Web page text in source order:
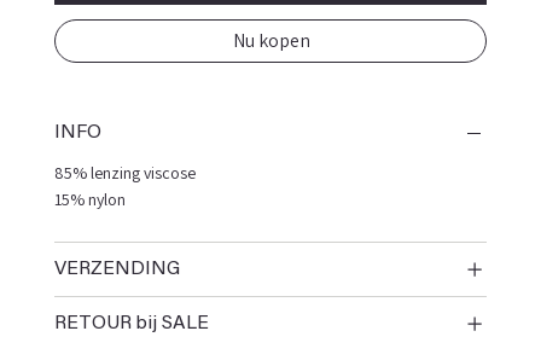
Nu kopen
INFO
85% lenzing viscose
15% nylon
VERZENDING
RETOUR bij SALE